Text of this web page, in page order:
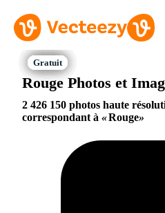
Rouge Photos et
2 426 150 photos haute
correspondant à
Rouge